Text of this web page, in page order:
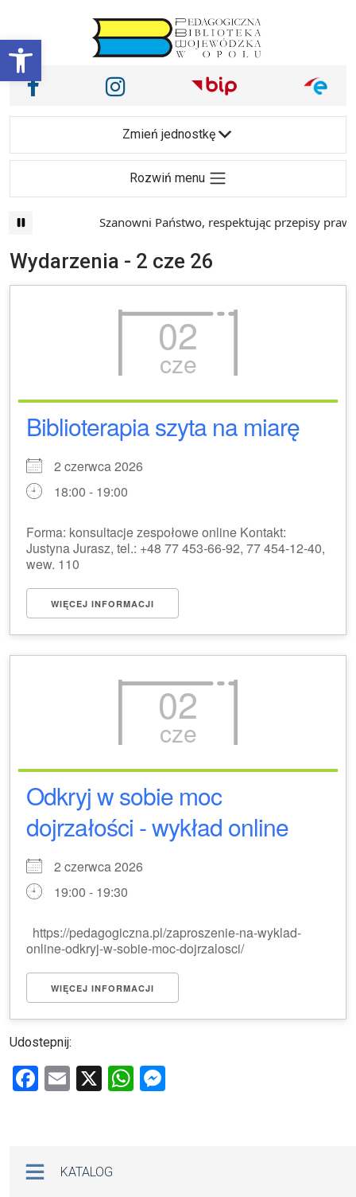
Otwórz pasek narzędzi
Main Navigation
Nasze media społecznościowe i inne
Facebook Instagram
Zmień jednostkę
Rozwiń menu
Szanowni Państwo, respektując przepisy
Wydarzenia - 2 cze 26
02
cze
Biblioterapia szyta na miarę
2 czerwca 2026
18:00 - 19:00
Forma: konsultacje zespołowe online Kontakt:
Justyna Jurasz, tel.: +48 77 453-66-92, 77 454-12-40,
wew. 110
WIĘCEJ INFORMACJI
02
cze
Odkryj w sobie moc
dojrzałości - wykład online
2 czerwca 2026
19:00 - 19:30
https://pedagogiczna.pl/zaproszenie-na-wyklad-
online-odkryj-w-sobie-moc-dojrzalosci/
WIĘCEJ INFORMACJI
Udostepnij:
F
o
E
X
W
KATALOG